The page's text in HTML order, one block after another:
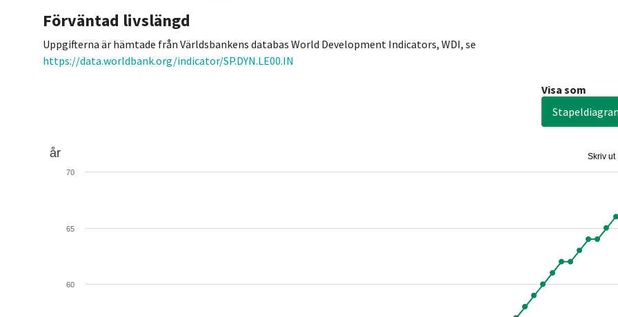
Förväntad livslängd
Uppgifterna är hämtade från Världsbankens databas World Development Indicators, WDI, se
https://data.worldbank.org/indicator/SP.DYN.LE00.IN
Visa som
Skriv ut
år
60
65
70